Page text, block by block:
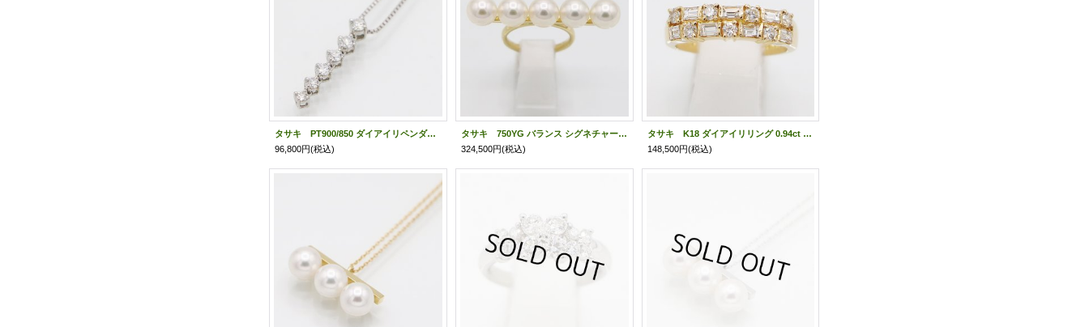
タサキ PT900/850 ダイアイリペンダントネックレス 0.55ct 5.30g
96,800円(税込)
タサキ 750YG バランス シグネチャーリング 8.00mm×5P 9.10g
324,500円(税込)
タサキ K18 ダイアイリリング 0.94ct 4.40g
148,500円(税込)